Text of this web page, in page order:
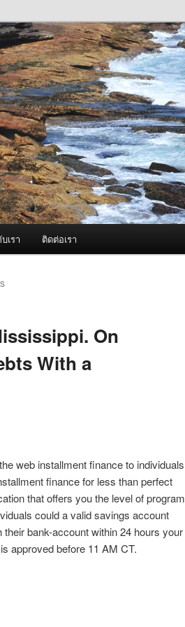
น Best Fogger /
จริงใจ
เรา ติดต่อเรา
On
With a
web installment finance to individuals
finance for less than perfect
that offers you the level of program
could a valid savings account
bank-account within 24 hours your
approved before 11 AM CT.